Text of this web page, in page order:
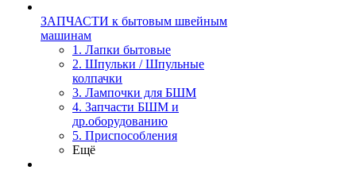
ЗАПЧАСТИ к бытовым швейным
машинам
1. Лапки бытовые
2. Шпульки / Шпульные
колпачки
3. Лампочки для БШМ
4. Запчасти БШМ и
др.оборудованию
5. Приспособления
Ещё